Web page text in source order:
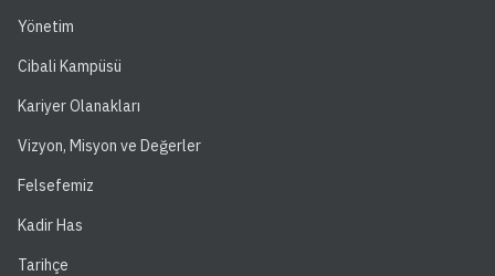
Yönetim
Cibali Kampüsü
Kariyer Olanakları
Vizyon, Misyon ve Değerler
Felsefemiz
Kadir Has
Tarihçe